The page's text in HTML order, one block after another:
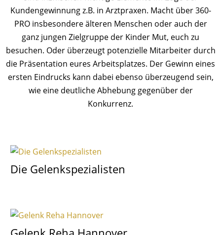
Kundengewinnung z.B. in Arztpraxen. Macht über 360-
PRO insbesondere älteren Menschen oder auch der
ganz jungen Zielgruppe der Kinder Mut, euch zu
besuchen. Oder überzeugt potenzielle Mitarbeiter durch
die Präsentation eures Arbeitsplatzes. Der Gewinn eines
ersten Eindrucks kann dabei ebenso überzeugend sein,
wie eine deutliche Abhebung gegenüber der
Konkurrenz.
Die Gelenkspezialisten